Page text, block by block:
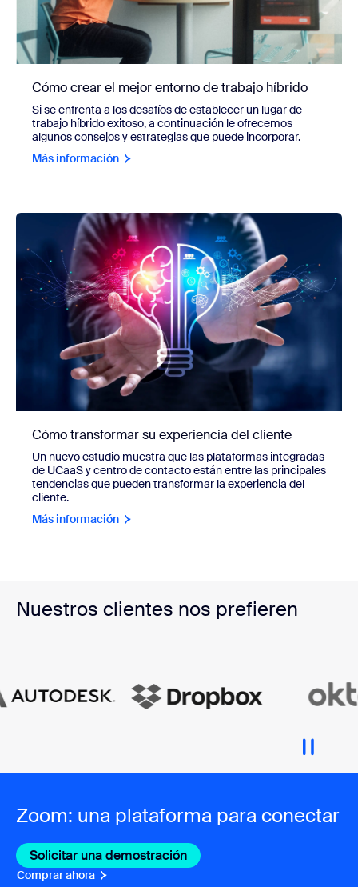
Cómo crear el mejor entorno de trabajo híbrido
Si se enfrenta a los desafíos de establecer un lugar de
trabajo híbrido exitoso, a continuación le ofrecemos
algunos consejos y estrategias que puede incorporar.
Más información
Cómo transformar su experiencia del cliente
Un nuevo estudio muestra que las plataformas integradas
de UCaaS y centro de contacto están entre las principales
tendencias que pueden transformar la experiencia del
cliente.
Más información
Nuestros clientes nos prefieren
Zoom: una plataforma para conectar
Solicitar una demostración
Comprar ahora